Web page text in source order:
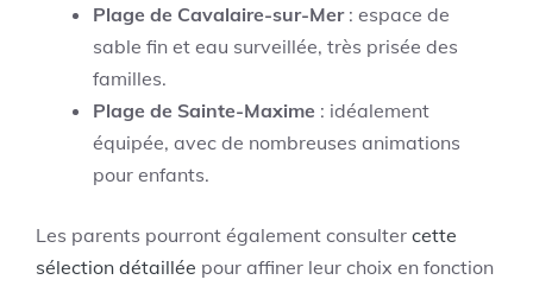
Plage de Cavalaire-sur-Mer: espace de
sable fin et eau surveillée, très prisée des
familles.
Plage de Sainte-Maxime : idéalement
équipée, avec de nombreuses animations
pour enfants.
Les parents pourront également consulter cette
sélection détaillée pour affiner leur choix en fonction